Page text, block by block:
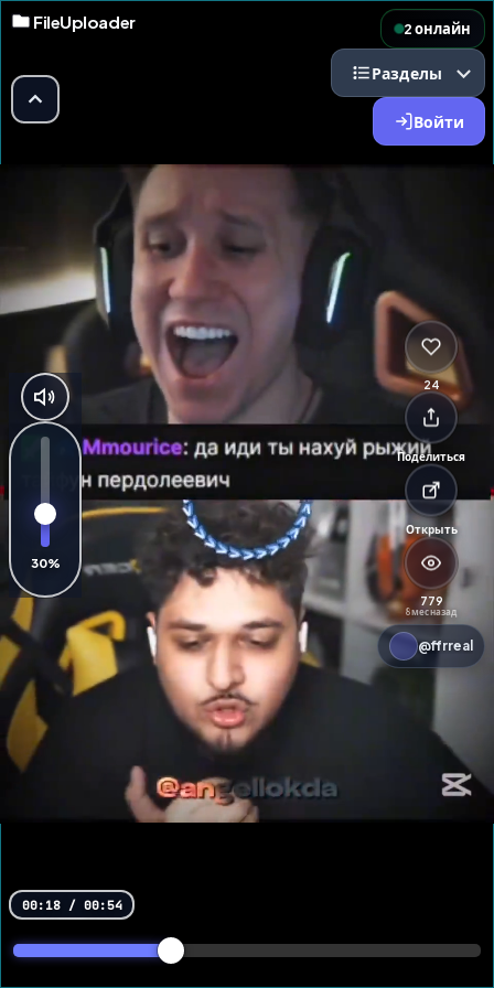
FileUploader 2 онлайн
Разделы
Войти
24
Поделиться
Открыть
779
8 мес назад
@ffrreal
30%
00:19/ 00:54